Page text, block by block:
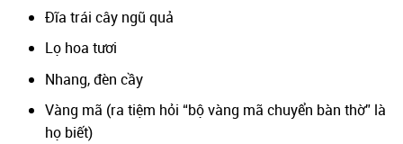
Đĩa trái cây ngũ quả
Lọ hoa tươi
Nhang, đèn cầy
Vàng mã (ra tiệm hỏi “bộ vàng mã chuyển bàn thờ” là
họ biết)